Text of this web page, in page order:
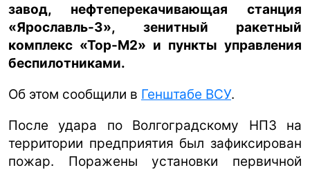
завод, нефтеперекачивающая станция
«Ярославль-3», зенитный ракетный
комплекс «Тор-М2» и пункты управления
беспилотниками.
Об этом сообщили в Генштабе ВСУ.
После удара по Волгоградскому НПЗ на
территории предприятия был зафиксирован
пожар. Поражены установки первичной